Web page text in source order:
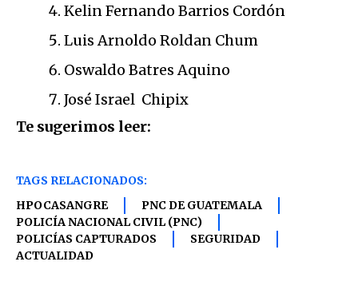
Kelin Fernando Barrios Cordón
Luis Arnoldo Roldan Chum
Oswaldo Batres Aquino
José Israel Chipix
Te sugerimos leer:
TAGS RELACIONADOS:
HPOCASANGRE
PNC DE GUATEMALA
POLICÍA NACIONAL CIVIL (PNC)
POLICÍAS CAPTURADOS
SEGURIDAD
ACTUALIDAD